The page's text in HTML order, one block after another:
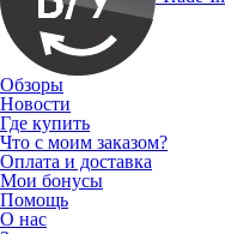
Обзоры
Новости
Где купить
Что с моим заказом?
Оплата и доставка
Мои бонусы
Помощь
О нас